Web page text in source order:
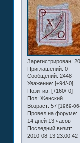
Зарегистрирован:
Приглашений: 0
Сообщений: 2448
Уважение: [+94/-0]
Позитив: [+160/-0]
Пол: Женский
Возраст: 57 [1969-
Провел на форуме:
14 дней 13 часов
Последний визит:
2010-08-13 23:00:42